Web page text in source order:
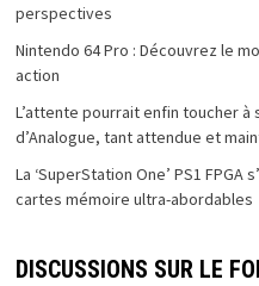
perspectives
Nintendo 64 Pro : Découvrez le
action
L’attente pourrait enfin toucher à
d’Analogue, tant attendue et
La ‘SuperStation One’ PS1
cartes mémoire ultra-abordables
DISCUSSIONS SUR LE